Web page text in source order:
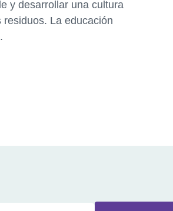
y desarrollar una cultura
La educación